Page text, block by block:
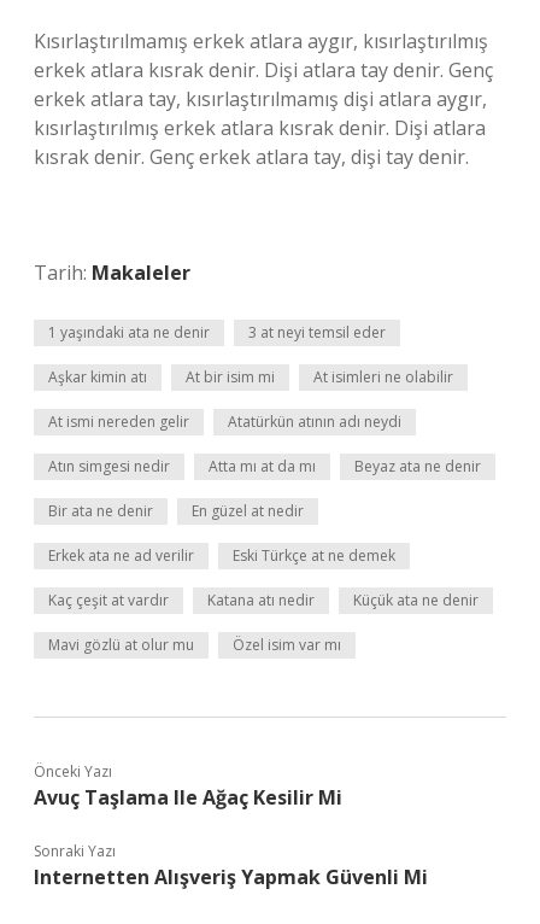
Kısırlaştırılmamış erkek atlara aygır, kısırlaştırılmış
erkek atlara kısrak denir. Dişi atlara tay denir. Genç
erkek atlara tay, kısırlaştırılmamış dişi atlara aygır,
kısırlaştırılmış erkek atlara kısrak denir. Dişi atlara
kısrak denir. Genç erkek atlara tay, dişi tay denir.
Tarih: Makaleler
1 yaşındaki ata ne denir 3 at neyi temsil eder
Aşkar kimin atı At bir isim mi At isimleri ne olabilir
At ismi nereden gelir Atatürkün atının adı neydi
Atın simgesi nedir Atta mı at da mı Beyaz ata ne denir
Bir ata ne denir En güzel at nedir
Erkek ata ne ad verilir Eski Türkçe at ne demek
Kaç çeşit at vardır Katana atı nedir Küçük ata ne denir
Mavi gözlü at olur mu Özel isim var mı
Önceki Yazı
Avuç Taşlama Ile Ağaç Kesilir Mi
Sonraki Yazı
Internetten Alışveriş Yapmak Güvenli Mi